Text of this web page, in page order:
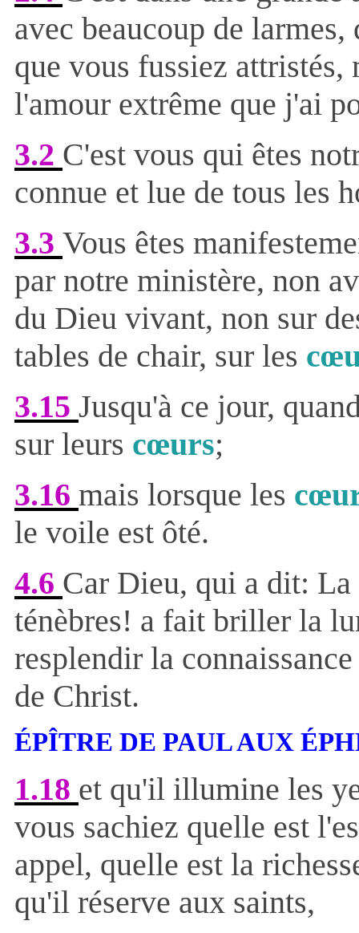
avec beaucoup de
que vous fussiez
l'amour extrême que j'ai
3.2 C'est vous qui êtes
connue et lue de tous les
3.3 Vous êtes
par notre ministère, non
du Dieu vivant, non sur
tables de chair, sur les
3.15 Jusqu'à ce jour,
sur leurs cœurs;
3.16 mais lorsque les
le voile est ôté.
4.6 Car Dieu, qui a dit:
ténèbres! a fait briller la
resplendir la
de Christ.
ÉPÎTRE DE PAUL AUX
1.18 et qu'il illumine les
vous sachiez quelle est
appel, quelle est la
qu'il réserve aux saints,